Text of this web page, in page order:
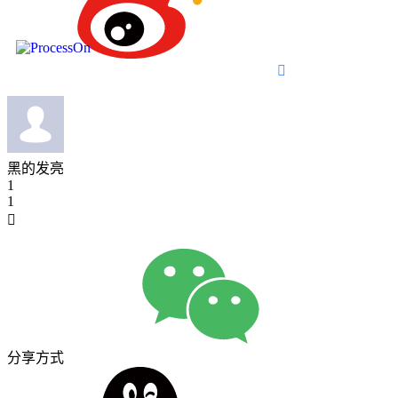

黑的发亮
1
1

分享方式